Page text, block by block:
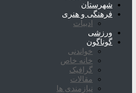
شهرستان
فرهنگی و هنری
ادبیات
ورزشی
گوناگون
خواندنی
خانه خاص
گرافیک
مقالات
نیازمندی ها